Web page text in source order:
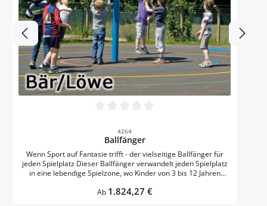
4264
Ballfänger
Wenn Sport auf Fantasie trifft - der vielseitige Ballfänger für
jeden Spielplatz Dieser Ballfänger verwandelt jeden Spielplatz
in eine lebendige Spielzone, wo Kinder von 3 bis 12 Jahren
bietet er für jeden Bedarf die passende Lösung: Bär und Löwe
Regulärer Preis:
Ab 1.824,27 €